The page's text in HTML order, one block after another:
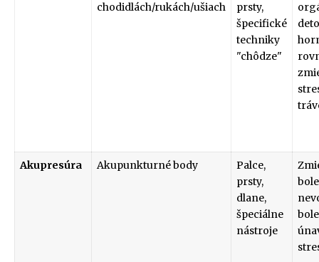
chodidlách/rukách/ušiach
prsty,
špecifické
techniky
"chôdze"
Akupresúra Akupunkturné body
Palce,
prsty,
dlane,
špeciálne
nástroje